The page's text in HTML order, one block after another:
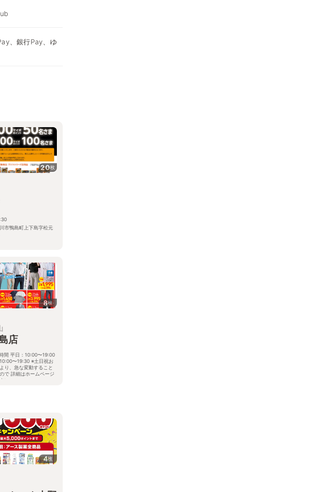
、銀行Pay、ゆ
20枚
市鴨島町上下島字松元
8枚
店
間 平日：10:00〜19:00
〜19:30 ※土日祝お
り、急な変動すること
で 詳細はホームページ
い
4枚